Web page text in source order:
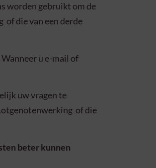
worden gebruikt om de
of die van een derde
u e-mail of
uw vragen te
of die
beter kunnen